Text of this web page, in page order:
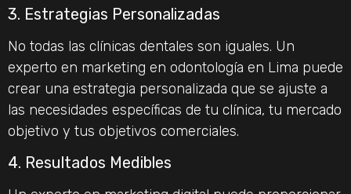
3. Estrategias Personalizadas
No todas las clínicas dentales son iguales. Un
experto en marketing en odontología en Lima puede
crear una estrategia personalizada que se ajuste a
las necesidades específicas de tu clínica, tu mercado
objetivo y tus objetivos comerciales.
4. Resultados Medibles